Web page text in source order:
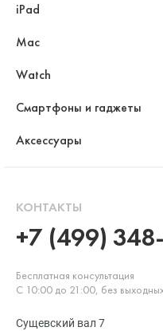
iPad
Mac
Watch
Смартфоны и гаджеты
Аксессуары
КОНТАКТЫ
+7 (499)
Бесплатная консультация
С 10:00 до 21:00, без
Сущевский вал 7